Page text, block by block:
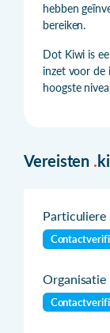
hebben
bereiken.
Dot Kiwi is
inzet voor de
hoogste
Vereisten .
Particuliere
Organisatie